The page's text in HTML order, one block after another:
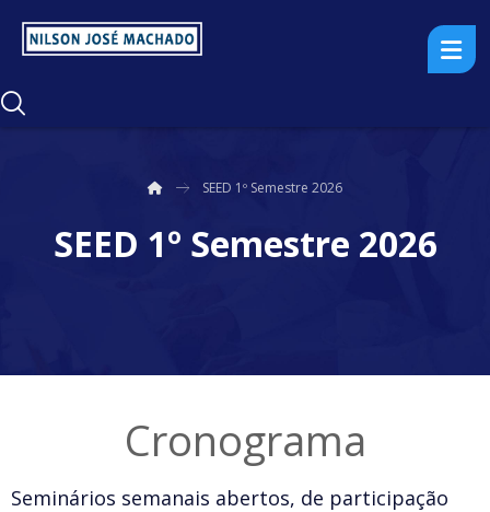
SEED 1º Semestre 2026
SEED 1º Semestre 2026
Cronograma
Seminários semanais abertos, de participação